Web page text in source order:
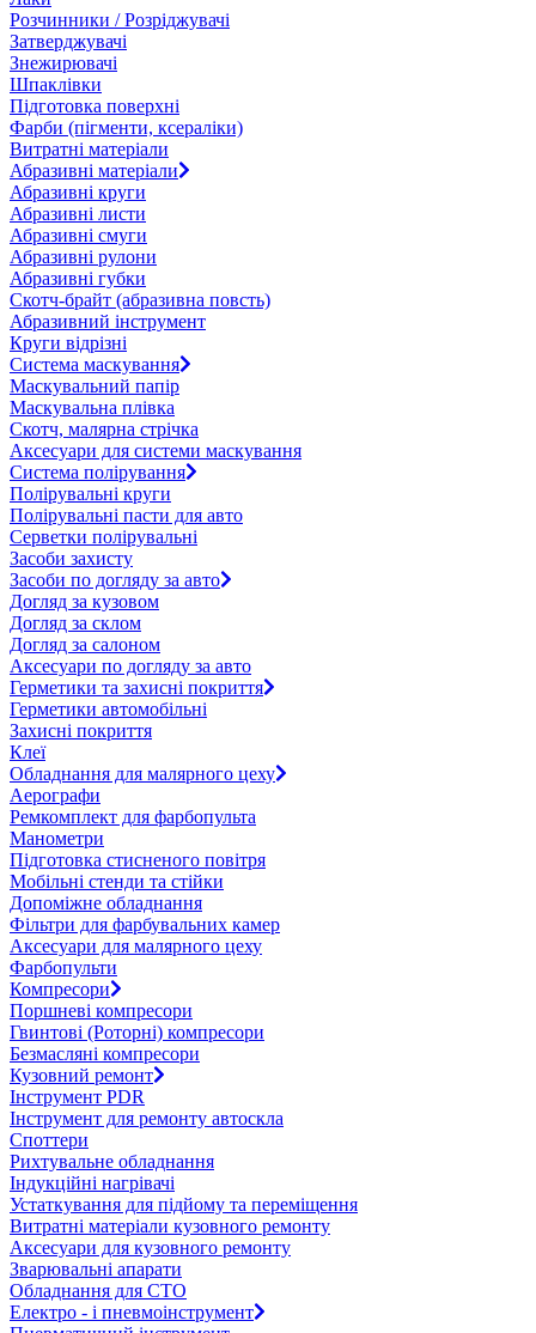
Розчинники / Розріджувачі
Затверджувачі
Знежирювачі
Шпаклівки
Підготовка поверхні
Фарби (пігменти, ксераліки)
Витратні матеріали
Абразивні матеріали
Абразивні круги
Абразивні листи
Абразивні смуги
Абразивні рулони
Абразивні губки
Скотч-брайт (абразивна повсть)
Абразивний інструмент
Круги відрізні
Система маскування
Маскувальний папір
Маскувальна плівка
Скотч, малярна стрічка
Аксесуари для системи маскування
Система полірування
Полірувальні круги
Полірувальні пасти для авто
Серветки полірувальні
Засоби захисту
Засоби по догляду за авто
Догляд за кузовом
Догляд за склом
Догляд за салоном
Аксесуари по догляду за авто
Герметики та захисні покриття
Герметики автомобільні
Захисні покриття
Клеї
Обладнання для малярного цеху
Аерографи
Ремкомплект для фарбопульта
Манометри
Підготовка стисненого повітря
Мобільні стенди та стійки
Допоміжне обладнання
Фільтри для фарбувальних камер
Аксесуари для малярного цеху
Фарбопульти
Компресори
Поршневі компресори
Гвинтові (Роторні) компресори
Безмасляні компресори
Кузовний ремонт
Інструмент PDR
Інструмент для ремонту автоскла
Споттери
Рихтувальне обладнання
Індукційні нагрівачі
Устаткування для підйому та переміщення
Витратні матеріали кузовного ремонту
Аксесуари для кузовного ремонту
Зварювальні апарати
Обладнання для СТО
Електро - і пневмоінструмент